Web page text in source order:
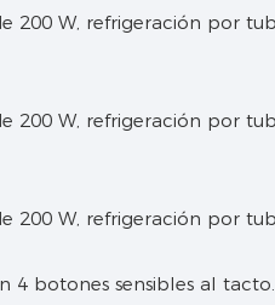
4 botones sensibles al tacto.